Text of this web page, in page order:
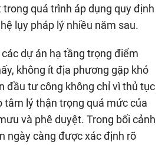
quá trình áp dụng quy định
lụy pháp lý nhiều năm sau.
dự án hạ tầng trọng điểm
không ít địa phương gặp khó
đầu tư công không chỉ vì thủ tục
tâm lý thận trọng quá mức của
và phê duyệt. Trong bối cảnh
ngày càng được xác định rõ